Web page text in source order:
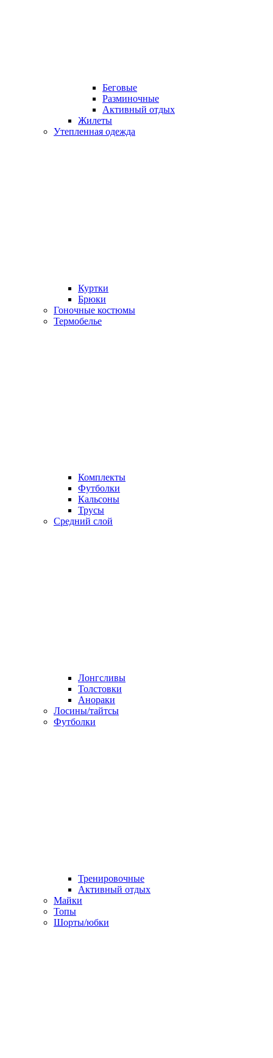
Беговые
Разминочные
Активный отдых
Жилеты
Утепленная одежда
Куртки
Брюки
Гоночные костюмы
Термобелье
Комплекты
Футболки
Кальсоны
Трусы
Средний слой
Лонгсливы
Толстовки
Анораки
Лосины/тайтсы
Футболки
Тренировочные
Активный отдых
Майки
Топы
Шорты/юбки